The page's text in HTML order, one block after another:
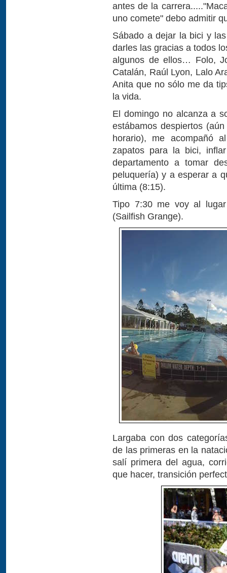
antes de la
uno comete" debo admitir
Sábado a dejar la bici y
darles las gracias a todos
algunos de ellos… Folo,
Catalán, Raúl Lyon, Lalo
Anita que no sólo me da
la vida.
El domingo no alcanza a
estábamos despiertos
horario), me acompañó
zapatos para la bici,
departamento a tomar
peluquería) y a esperar a
última (8:15).
Tipo 7:30 me voy al
(Sailfish Grange).
Largaba con dos
de las primeras en la
salí primera del agua,
que hacer, transición